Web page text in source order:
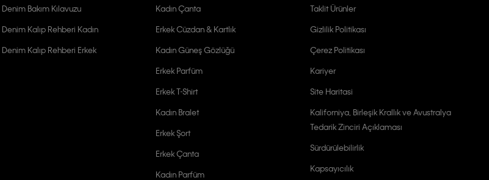
Denim Bakım Kılavuzu
Denim Kalıp Rehberi Kadın
Denim Kalıp Rehberi Erkek
Kadın Çanta
Erkek Cüzdan & Kartlık
Kadın Güneş Gözlüğü
Erkek Parfüm
Erkek T-Shirt
Kadın Bralet
Erkek Şort
Erkek Çanta
Kadın Parfüm
Taklit Ürünler
Gizlilik Politikası
Çerez Politikası
Kariyer
Site Haritasi
Kaliforniya, Birleşik Krallık ve Avustralya
Tedarik Zinciri Açıklaması
Sürdürülebilirlik
Kapsayıcılık